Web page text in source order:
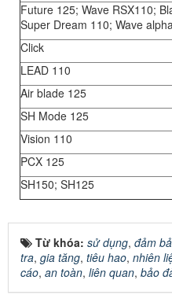
Future 125; Wave RSX110;
Super Dream 110; Wave
Click
LEAD 110
Air blade 125
SH Mode 125
Vision 110
PCX 125
SH150; SH125
Từ khóa: sử dụng, đảm
tra, gia tăng, tiêu hao, nhiên
cáo, an toàn, liên quan, bảo